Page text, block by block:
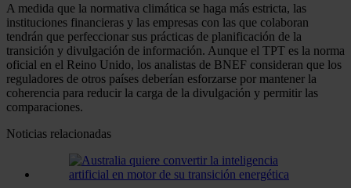
A medida que la normativa climática se haga más estricta, las
instituciones financieras y las empresas con las que colaboran
tendrán que perfeccionar sus prácticas de planificación de la
transición y divulgación de información. Aunque el TPT es la norma
oficial en el Reino Unido, los analistas de BNEF consideran que los
reguladores de otros países deberían esforzarse por mantener la
coherencia para reducir la carga de la divulgación y permitir las
comparaciones.
Noticias relacionadas